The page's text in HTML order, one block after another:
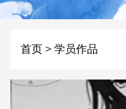
首页 > 学员作品